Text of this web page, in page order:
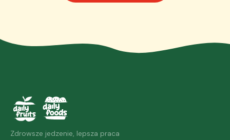
Zdrowsze jedzenie, lepsza praca